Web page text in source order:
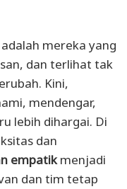
mereka yang
dan terlihat tak
Kini,
mendengar,
lebih dihargai. Di
dan
empatikmenjadi
dan tim tetap